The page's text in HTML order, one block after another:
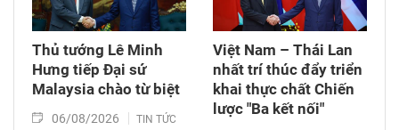
Thủ tướng Lê Minh
Hưng tiếp Đại sứ
Malaysia chào từ biệt
06/08/2026 TIN TỨC
Việt Nam – Thái Lan
nhất trí thúc đẩy triển
khai thực chất Chiến
lược "Ba kết nối"